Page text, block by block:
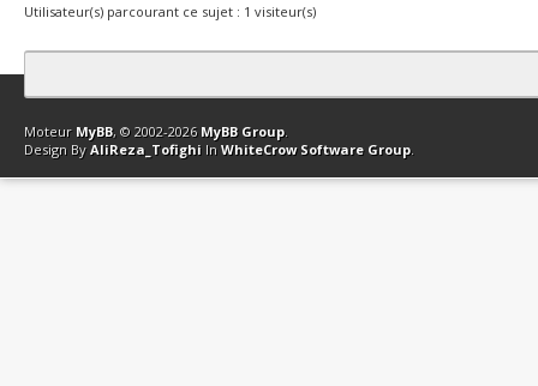
Utilisateur(s) parcourant ce sujet : 1 visiteur(s)
Contact Club Affiliation Retourner en haut Version bas-débit
Moteur MyBB, © 2002-2026 MyBB Group.
Design By AliReza_Tofighi In WhiteCrow Software Group.